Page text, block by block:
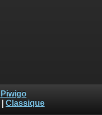
Piwigo
Classique